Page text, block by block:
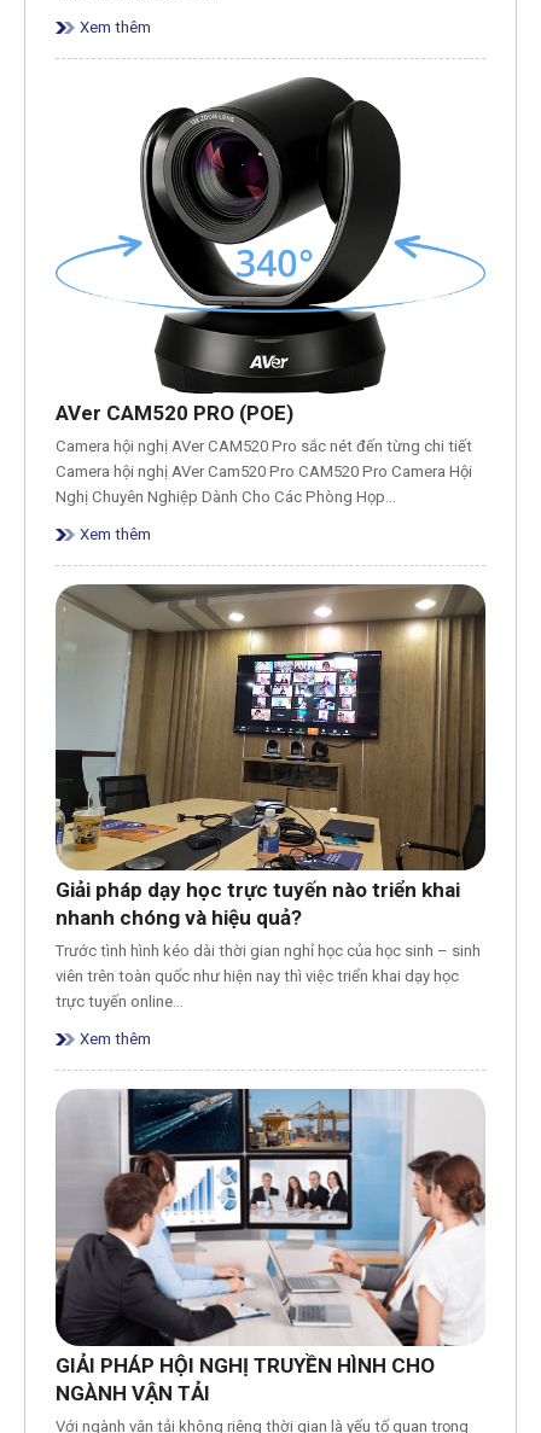
Xem thêm
AVer CAM520 PRO (POE)
Camera hội nghị AVer CAM520 Pro sắc nét đến từng chi tiết
Camera hội nghị AVer Cam520 Pro CAM520 Pro Camera Hội
Nghị Chuyên Nghiệp Dành Cho Các Phòng Họp…
Xem thêm
Giải pháp dạy học trực tuyến nào triển khai
nhanh chóng và hiệu quả?
Trước tình hình kéo dài thời gian nghỉ học của học sinh – sinh
viên trên toàn quốc như hiện nay thì việc triển khai dạy học
trực tuyến online…
Xem thêm
GIẢI PHÁP HỘI NGHỊ TRUYỀN HÌNH CHO
NGÀNH VẬN TẢI
Với ngành vận tải không riêng thời gian là yếu tố quan trọng